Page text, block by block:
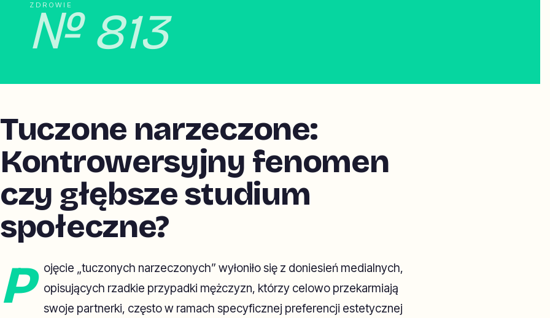
ZDROWIE
№ 813
Tuczone narzeczone:
Kontrowersyjny fenomen
czy głębsze studium
społeczne?
P
ojęcie „tuczonych narzeczonych” wyłoniło się z doniesień medialnych,
opisujących rzadkie przypadki mężczyzn, którzy celowo przekarmiają
swoje partnerki, często w ramach specyficznej preferencji estetycznej